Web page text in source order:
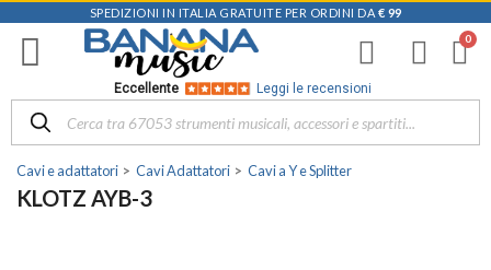
SPEDIZIONI IN ITALIA GRATUITE PER ORDINI DA € 99
Eccellente Leggi le recensioni
Cavi e adattatori Cavi Adattatori Cavi a Y e Splitter
KLOTZ AYB-3